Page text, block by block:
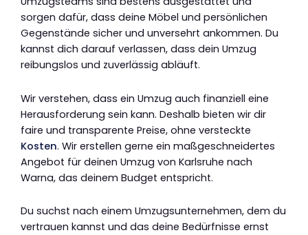
sorgen dafür, dass deine Möbel und persönlichen
Gegenstände sicher und unversehrt ankommen. Du
kannst dich darauf verlassen, dass dein Umzug
reibungslos und zuverlässig abläuft.
Wir verstehen, dass ein Umzug auch finanziell eine
Herausforderung sein kann. Deshalb bieten wir dir
faire und transparente Preise, ohne versteckte
Kosten. Wir erstellen gerne ein maßgeschneidertes
Angebot für deinen Umzug von Karlsruhe nach
Warna, das deinem Budget entspricht.
Du suchst nach einem Umzugsunternehmen, dem du
vertrauen kannst und das deine Bedürfnisse ernst